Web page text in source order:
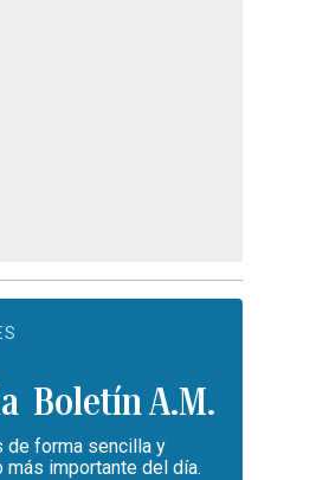
Boletín A.M.
de forma sencilla y
más importante del día.